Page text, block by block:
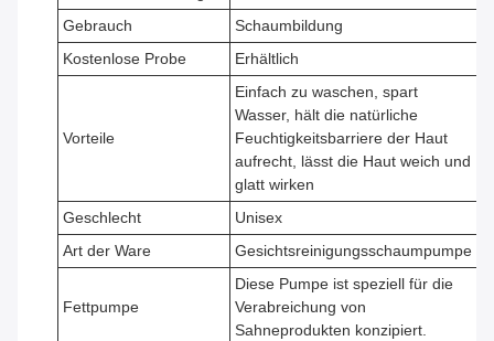
Gebrauch
Schaumbildung
Kostenlose Probe
Erhältlich
Vorteile
Einfach zu waschen, spart
Wasser, hält die natürliche
Feuchtigkeitsbarriere der Haut
aufrecht, lässt die Haut weich und
glatt wirken
Geschlecht
Unisex
Art der Ware
Gesichtsreinigungsschaumpumpe
Fettpumpe
Diese Pumpe ist speziell für die
Verabreichung von
Sahneprodukten konzipiert.